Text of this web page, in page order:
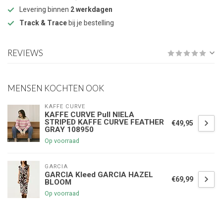
Levering binnen 2 werkdagen
Track & Trace bij je bestelling
REVIEWS
MENSEN KOCHTEN OOK
KAFFE CURVE
KAFFE CURVE Pull NIELA
STRIPED KAFFE CURVE FEATHER
GRAY 108950
Op voorraad
€49,95
GARCIA
GARCIA Kleed GARCIA HAZEL
BLOOM
Op voorraad
€69,99